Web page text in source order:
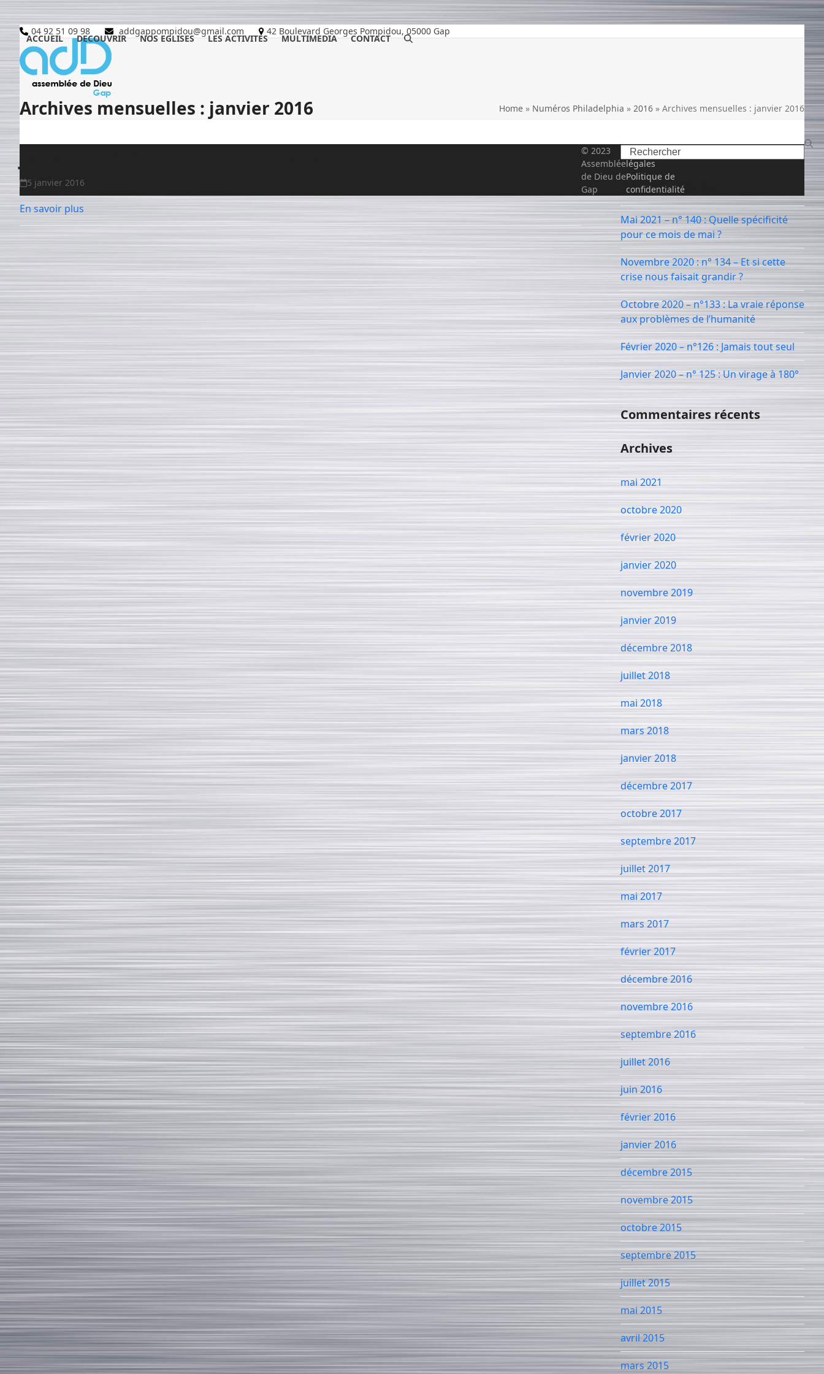
content04 92 51 09 98 addgappompidou@gmail.com 42 Boulevard Georges Pompidou, 05000 Gap
ACCUEIL DECOUVRIR NOS EGLISES LES ACTIVITES MULTIMEDIA CONTACT
Archives mensuelles : janvier 2016 Home » Numéros Philadelphia » 2016 » Archives mensuelles : janvier 2016
5 janvier 2016
En savoir plus
Search
Articles récents
Mai 2021 – n° 140 : Quelle spécificité
pour ce mois de mai ?
Novembre 2020 : n° 134 – Et si cette
crise nous faisait grandir ?
Octobre 2020 – n°133 : La vraie réponse
aux problèmes de l’humanité
Février 2020 – n°126 : Jamais tout seul
Janvier 2020 – n° 125 : Un virage à 180°
Commentaires récents
Archives
mai 2021
octobre 2020
février 2020
janvier 2020
novembre 2019
janvier 2019
décembre 2018
juillet 2018
mai 2018
mars 2018
janvier 2018
décembre 2017
octobre 2017
septembre 2017
juillet 2017
mai 2017
mars 2017
février 2017
décembre 2016
novembre 2016
septembre 2016
juillet 2016
juin 2016
février 2016
janvier 2016
décembre 2015
novembre 2015
octobre 2015
septembre 2015
juillet 2015
mai 2015
avril 2015
mars 2015
© 2023
Assemblée
de Dieu de
Gap
Mentions
légales
Politique de
confidentialité